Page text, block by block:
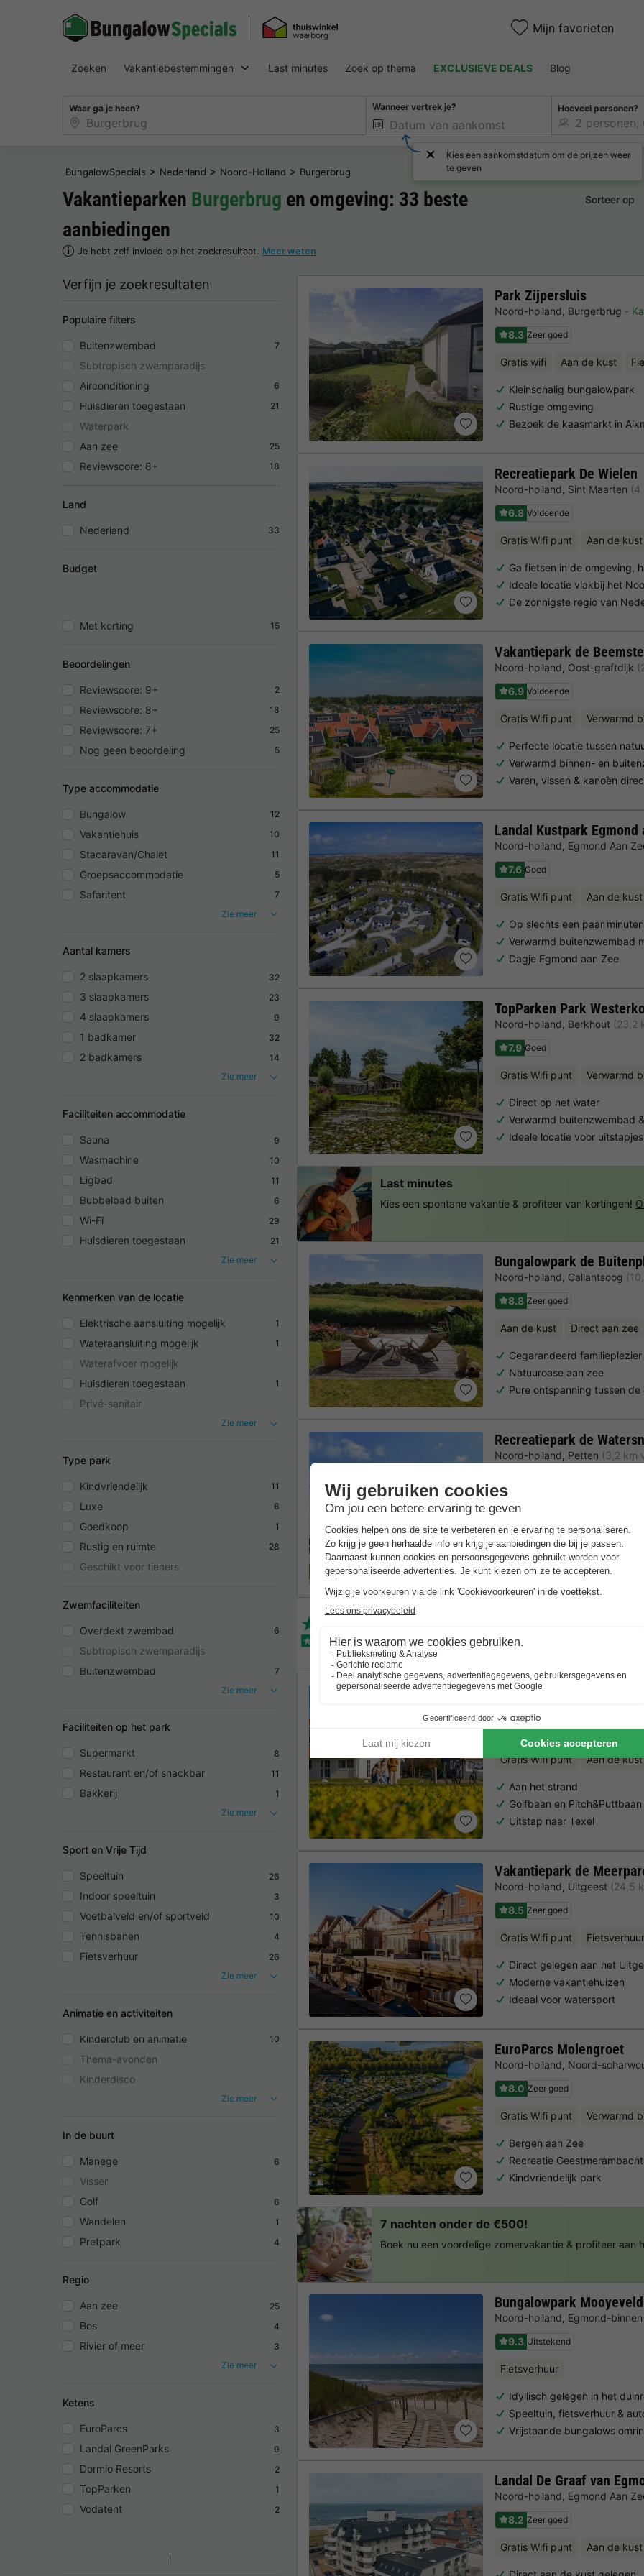
Mijn favorieten
Zoeken Vakantiebestemmingen Last minutes Zoek op thema EXCLUSIEVE DEALS Blog
Waar ga je heen? Wanneer vertrek je?
Kies een aankomstdatum om de prijzen weer
te geven
Hoeveel personen?
BungalowSpecials > Nederland > Noord-Holland > Burgerbrug
Vakantieparken Burgerbrug en omgeving: 33 beste
aanbiedingen
Je hebt zelf invloed op het zoekresultaat. Meer weten
Sorteer op
Verfijn je zoekresultaten
Populaire filters
Buitenzwembad 7
Subtropisch zwemparadijs
Airconditioning
6
Huisdieren toegestaan 21
Waterpark
Aan zee
25
Reviewscore: 8+ 18
Land
Nederland 33
Budget
Met korting 15
Beoordelingen
Reviewscore: 9+ 2
Reviewscore: 8+ 18
Reviewscore: 7+ 25
Nog geen beoordeling 5
Type accommodatie
Bungalow 12
Vakantiehuis 10
Stacaravan/Chalet 11
Groepsaccommodatie 5
Safaritent
7
Zie meer
Aantal kamers
2 slaapkamers 32
3 slaapkamers 23
4 slaapkamers 9
1 badkamer 32
2 badkamers
14
Zie meer
Faciliteiten accommodatie
Sauna 9
Wasmachine 10
Ligbad 11
Bubbelbad buiten 6
Wi-Fi 29
Huisdieren toegestaan
21
Zie meer
Kenmerken van de locatie
Elektrische aansluiting mogelijk 1
Wateraansluiting mogelijk 1
Waterafvoer mogelijk
Huisdieren toegestaan
1
Privé-sanitair
Zie meer
Type park
Kindvriendelijk 11
Luxe 6
Goedkoop 1
Rustig en ruimte 28
Geschikt voor tieners
Zwemfaciliteiten
Overdekt zwembad 6
Subtropisch zwemparadijs
Buitenzwembad
7
Zie meer
Faciliteiten op het park
Supermarkt 8
Restaurant en/of snackbar 11
Bakkerij
1
Zie meer
Sport en Vrije Tijd
Speeltuin 26
Indoor speeltuin 3
Voetbalveld en/of sportveld 10
Tennisbanen 4
Fietsverhuur
26
Zie meer
Animatie en activiteiten
Kinderclub en animatie 10
Thema-avonden
Kinderdisco
Zie meer
In de buurt
Manege 6
Vissen
Golf
6
Wandelen 1
Pretpark 4
Regio
Aan zee 25
Bos 4
Rivier of meer
3
Zie meer
Ketens
EuroParcs 3
Landal GreenParks 9
Dormio Resorts 2
TopParken 1
Vodatent 2
Park Zijpersluis
Noord-holland, Burgerbrug
8.3 Zeer goed
Gratis wifi Aan de kust
Kleinschalig bungalowpark
Rustige omgeving
Bezoek de kaasmarkt in
Recreatiepark De Wielen
Noord-holland, Sint Maarten (4
6.8 Voldoende
Gratis Wifi punt Aan de kust
Ga fietsen in de omgeving,
Ideale locatie vlakbij het
De zonnigste regio van
Vakantiepark de
Noord-holland, Oost-graftdijk
6.9 Voldoende
Gratis Wifi punt Verwarmd
Perfecte locatie tussen
Verwarmd binnen- en
Varen, vissen & kanoën
Landal Kustpark Egmond
Noord-holland, Egmond Aan
7.6 Goed
Gratis Wifi punt Aan de kust
Op slechts een paar
Verwarmd buitenzwembad
Dagje Egmond aan Zee
TopParken Park
Noord-holland, Berkhout (23,2
7.9 Goed
Gratis Wifi punt Verwarmd
Direct op het water
Verwarmd buitenzwembad
Ideale locatie voor
Bungalowpark de
Noord-holland, Callantsoog
8.8 Zeer goed
Aan de kust Direct aan zee
Gegarandeerd familieplezier
Natuuroase aan zee
Pure ontspanning tussen de
Recreatiepark de
Noord-holland, Petten (3,2 km
Gratis Wifi punt
Gezellige familiecamping
Buitenzwembad met ligweide
Direct aan de Noordzeekust
Landal Beach Resort
Julianadorp
7.9 Goed
Gratis Wifi punt Aan de kust
Aan het strand
Golfbaan en Pitch&Puttbaan
Uitstap naar Texel
Vakantiepark de
Noord-holland, Uitgeest (24,5
8.5 Zeer goed
Gratis Wifi punt Fietsverhuur
Direct gelegen aan het
Moderne vakantiehuizen
Ideaal voor watersport
EuroParcs Molengroet
Noord-holland, Noord-
8.0 Zeer goed
Gratis Wifi punt Verwarmd
Bergen aan Zee
Recreatie Geestmerambacht
Kindvriendelijk park
Bungalowpark Mooyeveld
Noord-holland, Egmond-binnen
9.3 Uitstekend
Fietsverhuur
Idyllisch gelegen in het
Speeltuin, fietsverhuur &
Vrijstaande bungalows
Landal De Graaf van
Noord-holland, Egmond Aan
8.2 Zeer goed
Gratis Wifi punt Aan de kust
Last minutes
Kies een spontane vakantie & profiteer van kortingen!
Trustpilot beoordelingen
Al 10.064+ reizigers gingen je voor! — „Al vakantie bij
7 nachten onder de €500!
Boek nu een voordelige zomervakantie & profiteer aan